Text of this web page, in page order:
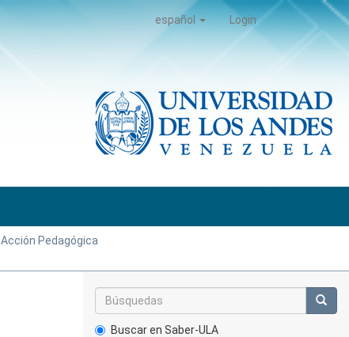
español Login
Acción Pedagógica
Buscar en Saber-ULA